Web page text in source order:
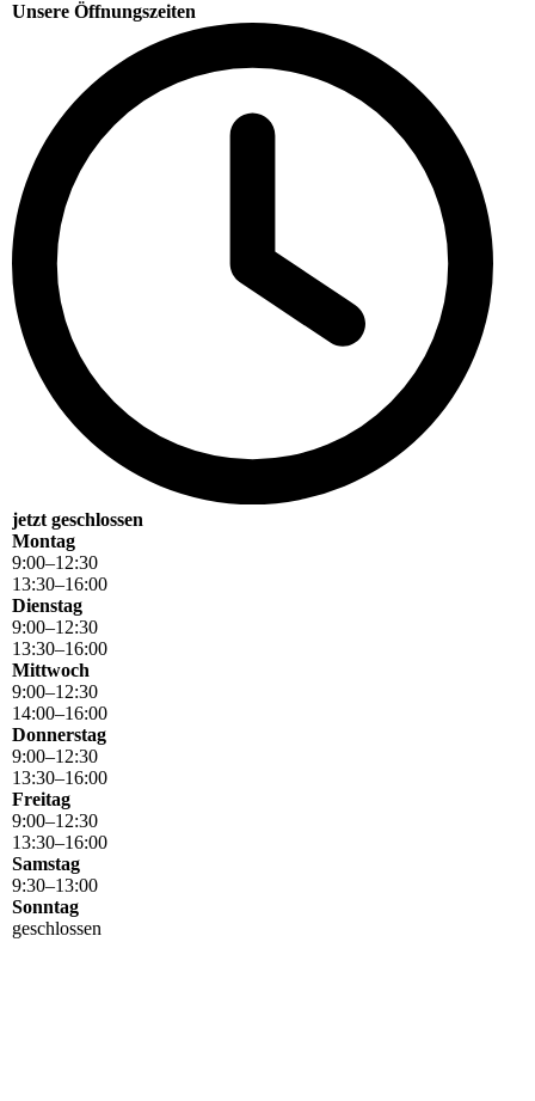
Unsere Öffnungszeiten
jetzt geschlossen
Montag
9:00–12:30
13:30–16:00
Dienstag
9:00–12:30
13:30–16:00
Mittwoch
9:00–12:30
14:00–16:00
Donnerstag
9:00–12:30
13:30–16:00
Freitag
9:00–12:30
13:30–16:00
Samstag
9:30–13:00
Sonntag
geschlossen